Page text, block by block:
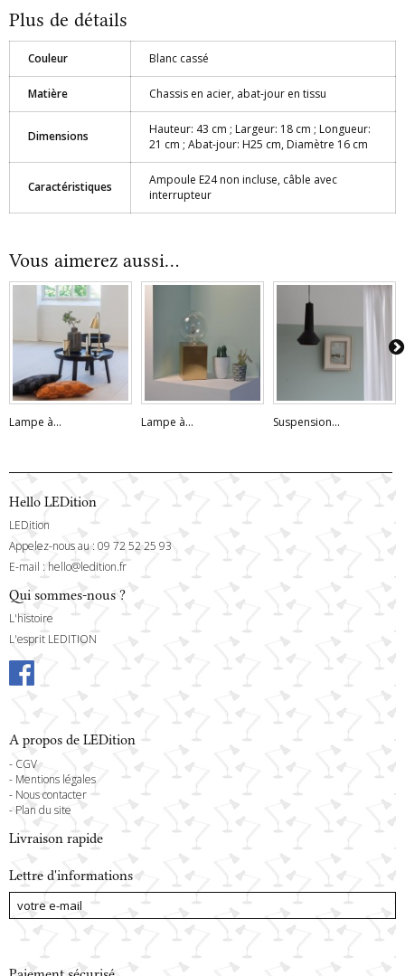
Plus de détails
Couleur Blanc cassé
Matière Chassis en acier, abat-jour en tissu
Dimensions
Hauteur: 43 cm ; Largeur: 18 cm ; Longueur:
21 cm ; Abat-jour: H25 cm, Diamètre 16 cm
Caractéristiques
Ampoule E24 non incluse, câble avec
interrupteur
Vous aimerez aussi...
Lampe à... Lampe à... Suspension...
Hello LEDition
LEDition
Appelez-nous au : 09 72 52 25 93
E-mail : hello@ledition.fr
Qui sommes-nous ?
L'histoire
L'esprit LEDITION
A propos de LEDition
- CGV
- Mentions légales
- Nous contacter
- Plan du site
Livraison rapide
Lettre d'informations